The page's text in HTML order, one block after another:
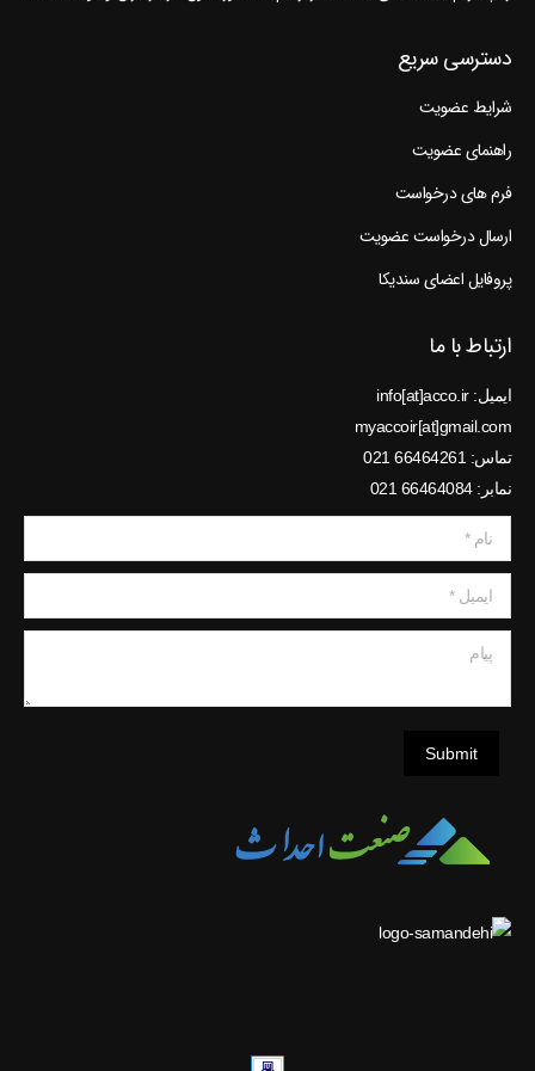
دسترسی سریع
شرایط عضویت
راهنمای عضویت
فرم های درخواست
ارسال درخواست عضویت
پروفایل اعضای سندیکا
ارتباط با ما
ایمیل: info[at]acco.ir
myaccoir[at]gmail.com
تماس: 66464261 021
نمابر: 66464084 021
نام *
ایمیل *
Submit